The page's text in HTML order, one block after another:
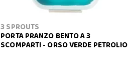
3 SPROUTS
PORTA PRANZO BENTO A 3
SCOMPARTI - ORSO VERDE PETROLIO